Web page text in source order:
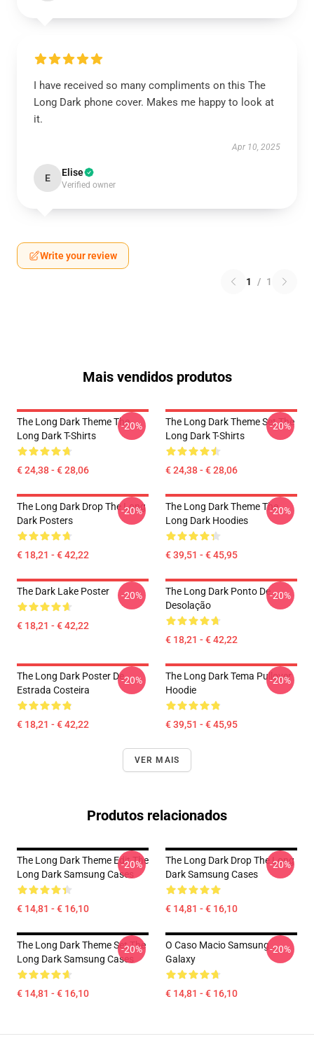
I have received so many compliments on this The
Long Dark phone cover. Makes me happy to look at
it.
Apr 10, 2025
E Elise
Verified owner
Write your review
1 / 1
Mais vendidos produtos
The Long Dark Theme The
Long Dark T-Shirts
€ 24,38 - € 28,06
-20%
The Long Dark Theme Set The
Long Dark T-Shirts
€ 24,38 - € 28,06
-20%
The Long Dark Drop The Long
Dark Posters
€ 18,21 - € 42,22
-20%
The Long Dark Theme The
Long Dark Hoodies
€ 39,51 - € 45,95
-20%
The Dark Lake Poster
€ 18,21 - € 42,22
-20%
The Long Dark Ponto De
Desolação
€ 18,21 - € 42,22
-20%
The Long Dark Poster De
Estrada Costeira
€ 18,21 - € 42,22
-20%
The Long Dark Tema Pullover
Hoodie
€ 39,51 - € 45,95
-20%
VER MAIS
Produtos relacionados
The Long Dark Theme Edit The
Long Dark Samsung Cases
€ 14,81 - € 16,10
-20%
The Long Dark Drop The Long
Dark Samsung Cases
€ 14,81 - € 16,10
-20%
The Long Dark Theme Set The
Long Dark Samsung Cases
€ 14,81 - € 16,10
-20%
O Caso Macio Samsung
Galaxy
€ 14,81 - € 16,10
-20%